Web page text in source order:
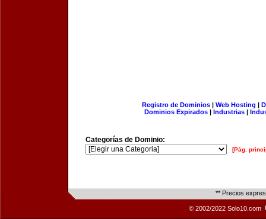
Registro de Dominios| Web Hosting |
Dominios Expirados | Industrias |
Categorías de Dominio:
[Pág.
** Precios
© 2002/2022 Solo10.com